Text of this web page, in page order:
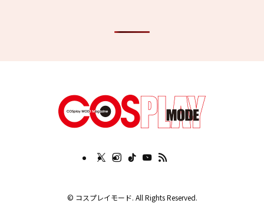
© コスプレイモード. All Rights Reserved.